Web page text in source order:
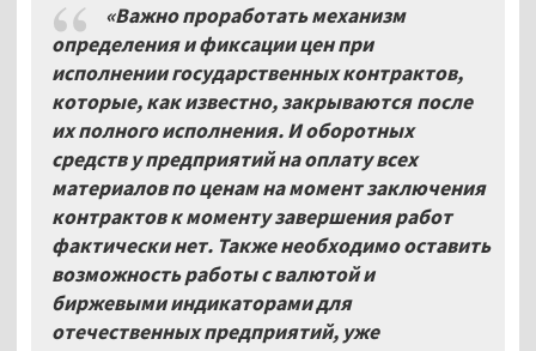
«Важно проработать механизм
определения и фиксации цен при
исполнении государственных контрактов,
которые, как известно, закрываются после
их полного исполнения. И оборотных
средств у предприятий на оплату всех
материалов по ценам на момент заключения
контрактов к моменту завершения работ
фактически нет. Также необходимо оставить
возможность работы с валютой и
биржевыми индикаторами для
отечественных предприятий, уже